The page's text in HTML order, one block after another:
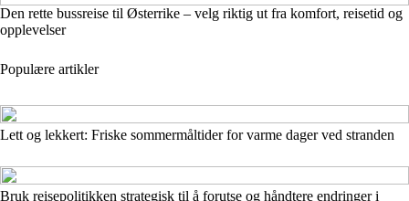
Den rette bussreise til Østerrike – velg riktig ut fra komfort, reisetid og
opplevelser
Populære artikler
Lett og lekkert: Friske sommermåltider for varme dager ved stranden
Bruk reisepolitikken strategisk til å forutse og håndtere endringer i